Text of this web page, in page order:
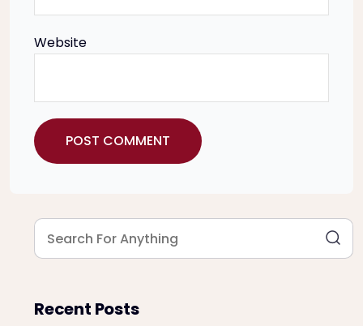
Website
Recent Posts